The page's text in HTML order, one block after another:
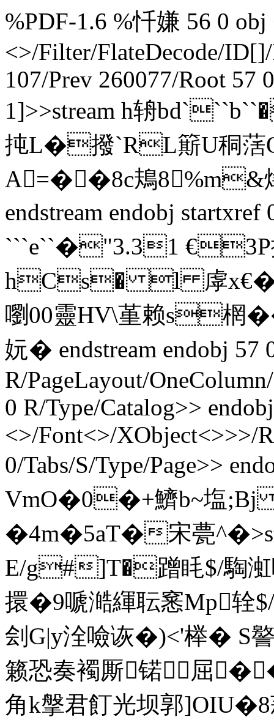
%PDF-1.6 %忏嫌 56 0
<>/Filter/FlateDecode/ID[
107/Prev 260077/Root 57
1]>>stream h辀
扽L�撥`RL簛U秱
A=��8c鳺8%m&爗
endstream endobj
```e``�"3.31 €3P
hCs� l 虖x€�(媮
嚠 00靈HV\堇赖s棢
妧� endstream endobj 57
R/PageLayout/
0 R/Type/Catalog>>
<>/Font<>/XObject<>>>/
0/Tabs/S/Type/Page>>
VmO�0�+鱭b~塩
�4m�5aT�宋甍^�
E/g#]T�蹭眊$/騊渱喍
擐�9嗁澔緷耺窸Mp辁
刽G|y洤噞诙�)<'榉� S
籁恐奏襡厮锘屈
角k搫君飣光坝郭